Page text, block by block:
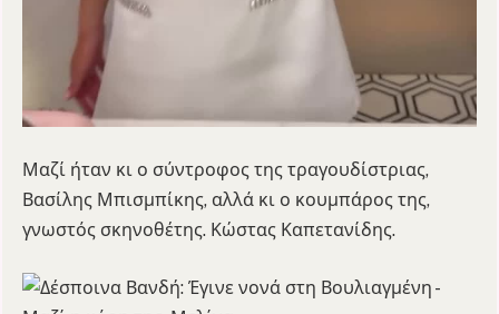
Μαζί ήταν κι ο σύντροφος της τραγουδίστριας,
Βασίλης Μπισμπίκης, αλλά κι ο κουμπάρος της,
γνωστός σκηνοθέτης. Κώστας Καπετανίδης.